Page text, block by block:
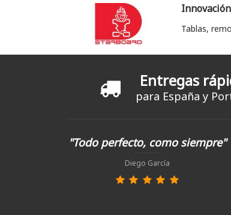
Tablas,
Entregas
para España y
"Todo perfecto, como siempre"
Diego García